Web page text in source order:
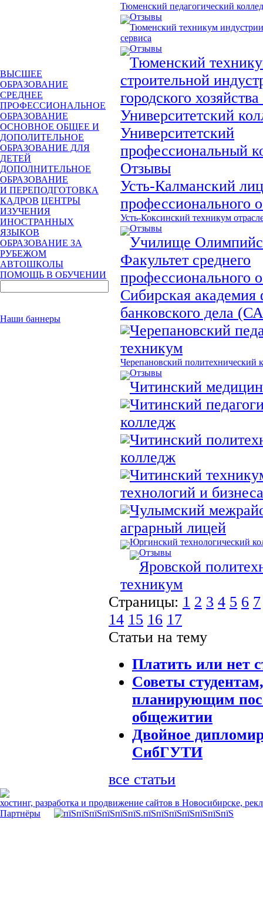
ВЫСШЕЕ
ОБРАЗОВАНИЕ
СРЕДНЕЕ
ПРОФЕССИОНАЛЬНОЕ
ОБРАЗОВАНИЕ
ОСНОВНОЕ ОБЩЕЕ И
ДОПОЛИТЕЛЬНОЕ
ОБРАЗОВАНИЕ ДЛЯ
ДЕТЕЙ
ДОПОЛНИТЕЛЬНОЕ
ОБРАЗОВАНИЕ
И ПЕРЕПОДГОТОВКА
КАДРОВ ЦЕНТРЫ
ИЗУЧЕНИЯ
ИНОСТРАННЫХ
ЯЗЫКОВ
ОБРАЗОВАНИЕ ЗА
РУБЕЖОМ
АВТОШКОЛЫ
ПОМОЩЬ В ОБУЧЕНИИ
Наши баннеры
Тюменский педагогический
Отзывы
Тюменский техникум
сервиса
Отзывы
Тюменский
строительной
городского
Университетский
Университетский
профессиональный
Отзывы
Усть-Калманский
профессионального
Усть-Коксинский техникум
Отзывы
Училище
Факультет среднего
профессионального
Сибирская академия
банковского дела
Черепановский
техникум
Черепановский политехнический
Отзывы
Читинский
Читинский
колледж
Читинский
колледж
Читинский
технологий и бизнеса
Чулымский
аграрный лицей
Юргинский технологический
Отзывы
Яровской
техникум
Страницы: 1 2 3 4 5 6 7
14 15 16 17
Статьи на тему
Платить или нет
Советы студентам,
планирующим
общежитии
Двойное
СибГУТИ
все статьи
хостинг, разработка и продвижение сайтов в Новосибирске,
Партнёры